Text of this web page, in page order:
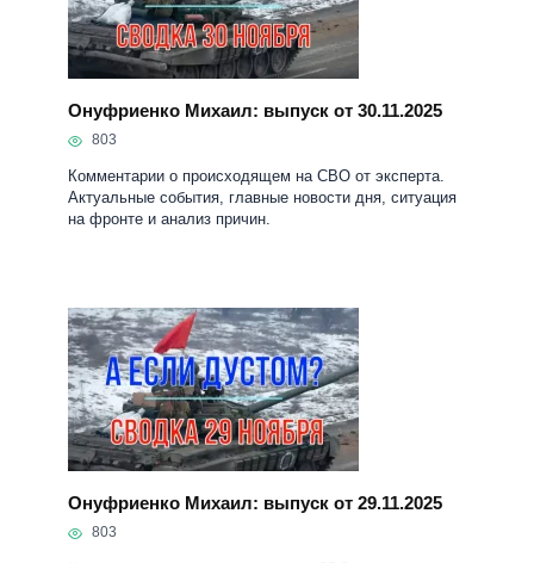
Онуфриенко Михаил: выпуск от 30.11.2025
803
Комментарии о происходящем на СВО от эксперта.
Актуальные события, главные новости дня, ситуация
на фронте и анализ причин.
Онуфриенко Михаил: выпуск от 29.11.2025
803